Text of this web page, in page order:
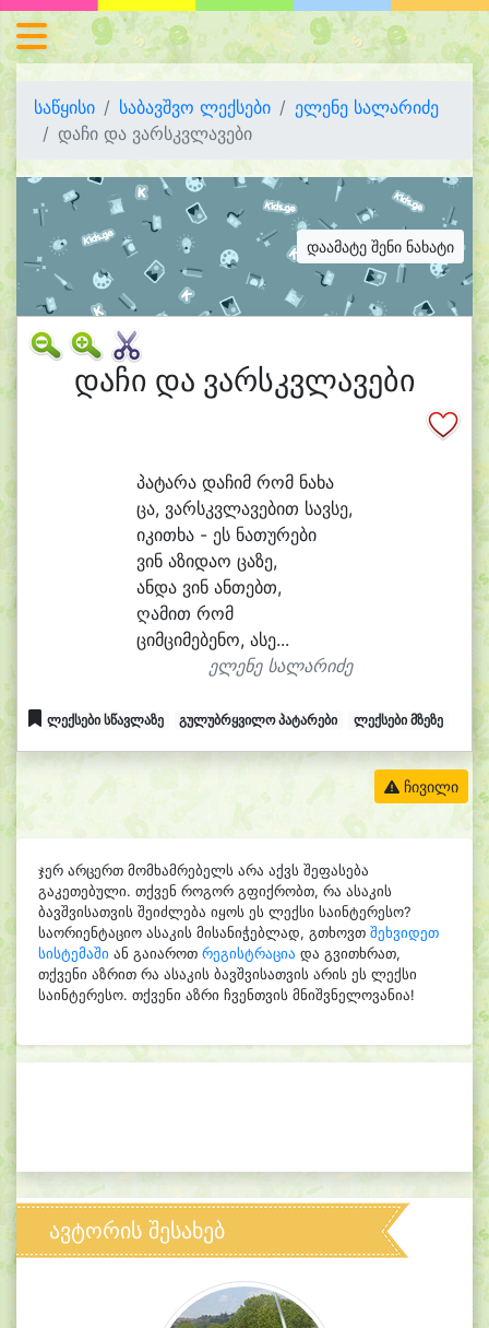
საწყისი საბავშვო ლექსები
ელენე სალარიძე
დაჩი და ვარსკვლავები
დაამატე შენი ნახატი
დაჩი და ვარსკვლავები
პატარა დაჩიმ რომ ნახა
ცა, ვარსკვლავებით სავსე,
იკითხა - ეს ნათურები
ვინ აზიდაო ცაზე,
ანდა ვინ ანთებთ,
ღამით რომ
ციმციმებენო, ასე...
ელენე სალარიძე
ლექსები სწავლაზე გულუბრყვილო პატარები ლექსები მზეზე
ჩივილი
ჯერ არცერთ მომხამრებელს არა აქვს შეფასება
გაკეთებული. თქვენ როგორ გფიქრობთ, რა ასაკის
ბავშვისათვის შეიძლება იყოს ეს ლექსი საინტერესო?
საორიენტაციო ასაკის მისანიჭებლად, გთხოვთ შეხვიდეთ
სისტემაში ან გაიაროთ რეგისტრაცია და გვითხრათ,
თქვენი აზრით რა ასაკის ბავშვისათვის არის ეს ლექსი
საინტერესო. თქვენი აზრი ჩვენთვის მნიშვნელოვანია!
ავტორის შესახებ